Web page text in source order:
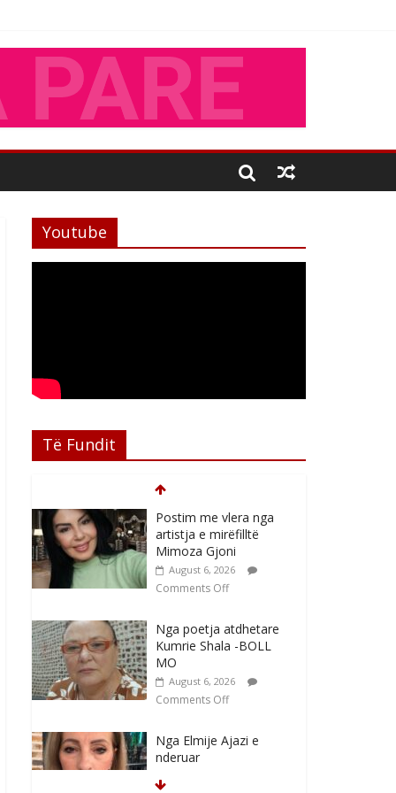
Youtube
Të Fundit
Postim me vlera nga
artistja e mirëfilltë
Mimoza Gjoni
August 6, 2026
Comments Off
Nga poetja atdhetare
Kumrie Shala -BOLL
MO
August 6, 2026
Comments Off
Nga Elmije Ajazi e
nderuar